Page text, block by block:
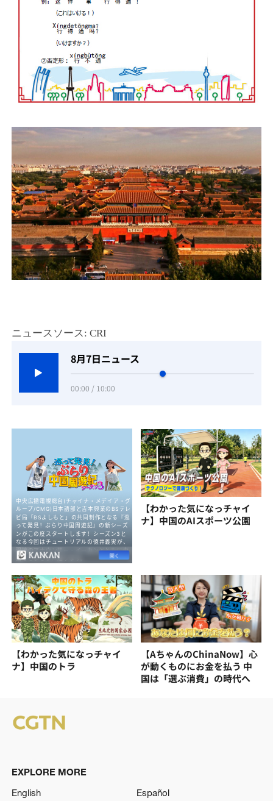
ニュースソース: CRI
8月7日ニュース
00:00 / 10:00
【わかった気になっチャイ
ナ】中国のAIスポーツ公園
【わかった気になっチャイ
ナ】中国のトラ
【AちゃんのChinaNow】心
が動くものにお金を払う 中
国は「選ぶ消費」の時代へ
EXPLORE MORE
English
Español